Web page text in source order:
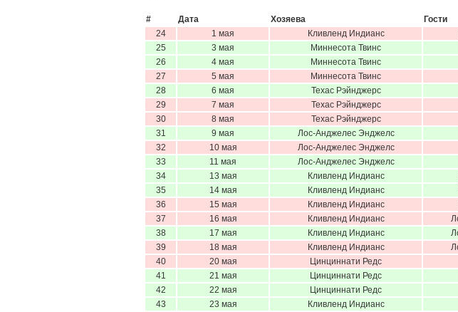
# Дата Хозяева Гости
24
1 мая Кливленд Индианс
25
3 мая Миннесота Твинс
26
4 мая Миннесота Твинс
27
5 мая Миннесота Твинс
28
6 мая Техас Рэйнджерс
29
7 мая Техас Рэйнджерс
30
8 мая Техас Рэйнджерс
31
9 мая Лос-Анджелес Энджелс
32
10 мая Лос-Анджелес Энджелс
33
11 мая Лос-Анджелес Энджелс
34
13 мая Кливленд Индианс
35
14 мая Кливленд Индианс
36
15 мая Кливленд Индианс
37
16 мая Кливленд Индианс
38
17 мая Кливленд Индианс
39
18 мая Кливленд Индианс
40
20 мая Цинциннати Редс
41
21 мая Цинциннати Редс
42
22 мая Цинциннати Редс
43
23 мая Кливленд Индианс